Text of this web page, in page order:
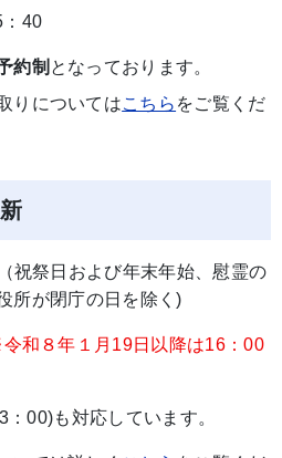
40
約制 となっております。
りについてはこちら をご覧くだ
祝祭日および年末年始、慰霊の
役所が閉庁の日を除く)
和８年１月19日以降は16：00
00)も対応しています。